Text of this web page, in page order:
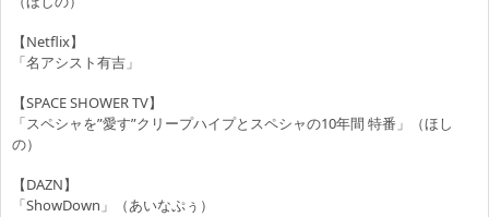
【Netflix】
「名アシスト有吉」
【SPACE SHOWER TV】
「スペシャを”愛す”クリープハイプとスペシャの10年間 特番」（ほし
の）
【DAZN】
「ShowDown」（あいなぷぅ）